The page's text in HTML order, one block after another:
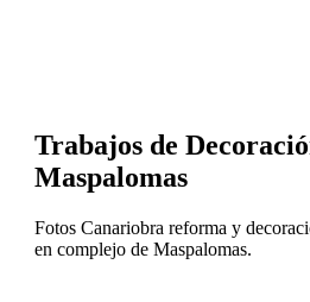
Trabajos de
Maspalomas
Fotos Canariobra reforma y
en complejo de Maspalomas.